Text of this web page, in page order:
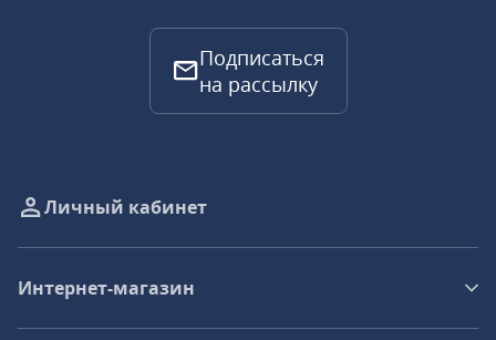
Подписаться
на рассылку
Личный кабинет
Интернет-магазин